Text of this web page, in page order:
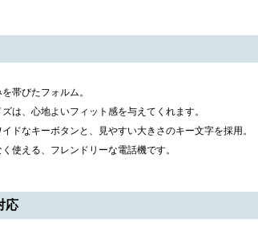
帯びたフォルム。
は、心地よいフィット感を与えてくれます。
ドなキーボタンと、見やすい大きさのキー文字を採用。
使える、フレンドリーな電話機です。
応